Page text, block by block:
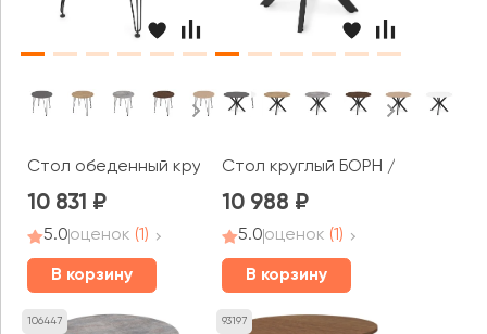
Стол обеденный круглый ЛИВАДИЯ / LIVADIA
10 831
5.0оценок (1)
В корзину
Стол круглый БОРН / BORN
10 988
5.0оценок (1)
В корзину
106447 93197